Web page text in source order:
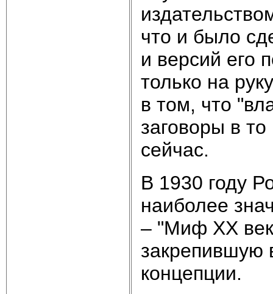
что и было
и версий его
только на
в том, что
заговоры в
сейчас.
В 1930 году
наиболее
– "Миф ХХ
закрепившую
концепции.